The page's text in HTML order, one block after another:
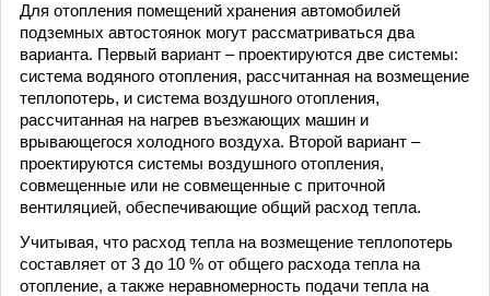
Для отопления помещений хранения автомобилей
подземных автостоянок могут рассматриваться два
варианта. Первый вариант – проектируются две системы:
система водяного отопления, рассчитанная на возмещение
теплопотерь, и система воздушного отопления,
рассчитанная на нагрев въезжающих машин и
врывающегося холодного воздуха. Второй вариант –
проектируются системы воздушного отопления,
совмещенные или не совмещенные с приточной
вентиляцией, обеспечивающие общий расход тепла.
Учитывая, что расход тепла на возмещение теплопотерь
составляет от 3 до 10 % от общего расхода тепла на
отопление, а также неравномерность подачи тепла на